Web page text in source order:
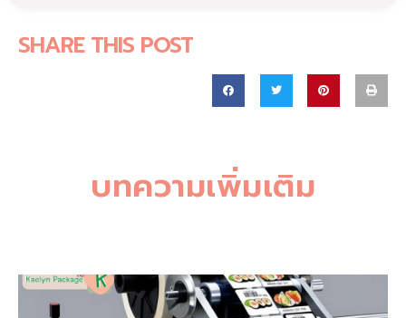
SHARE THIS POST
บทความเพิ่มเติม